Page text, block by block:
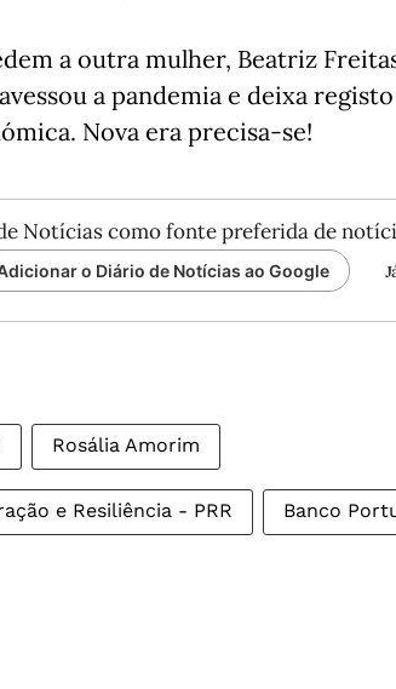
a outra mulher, Beatriz
a pandemia e deixa
Nova era precisa-se!
Notícias como fonte preferida de
o Diário de Notícias ao Google
Rosália Amorim
e Resiliência - PRR Banco